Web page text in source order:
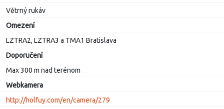
Větrný rukáv
Omezení
LZTRA2, LZTRA3 a TMA1 Bratislava
Doporučení
Max 300 m nad terénom
Webkamera
http://holfuy.com/en/camera/279